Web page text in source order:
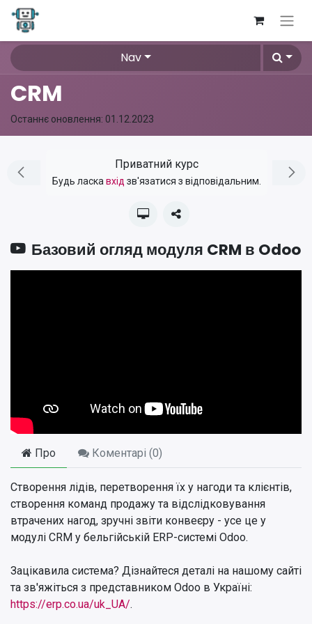
Nav
CRM
Останнє оновлення: 01.12.2023
Базовий огляд модуля CRM в Odoo
Приватний курс
Будь ласка вхід зв'язатися з відповідальним.
Про Коментарі (0)
Створення лідів, перетворення їх у нагоди та клієнтів,
створення команд продажу та відслідковування
втрачених нагод, зручні звіти конвеєру - усе це у
модулі CRM у бельгійській ERP-системі Odoo.
Зацікавила система? Дізнайтеся деталі на нашому сайті
та зв'яжіться з представником Odoo в Україні:
https://erp.co.ua/uk_UA/.